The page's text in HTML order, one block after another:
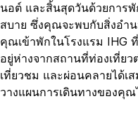
นอต์ และสิ้นสุดวันด้วยการ
สบาย ซึ่งคุณจะพบกับสิ่งอำ
คุณเข้าพักในโรงแรม IHG
อยู่ห่างจากสถานที่ท่องเที่ย
เที่ยวชม และผ่อนคลายได้เ
วางแผนการเดินทางของคุ